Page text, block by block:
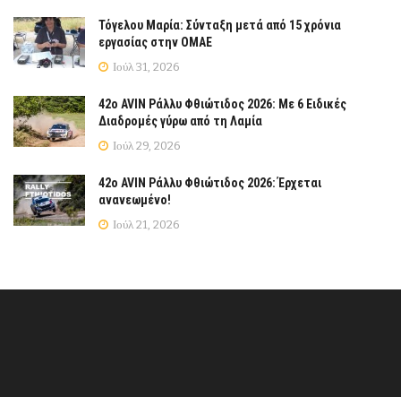
Τόγελου Μαρία: Σύνταξη μετά από 15 χρόνια
εργασίας στην ΟΜΑΕ
Ιούλ 31, 2026
42ο AVIN Ράλλυ Φθιώτιδος 2026: Με 6 Ειδικές
Διαδρομές γύρω από τη Λαμία
Ιούλ 29, 2026
42ο AVIN Ράλλυ Φθιώτιδος 2026: Έρχεται
ανανεωμένο!
Ιούλ 21, 2026